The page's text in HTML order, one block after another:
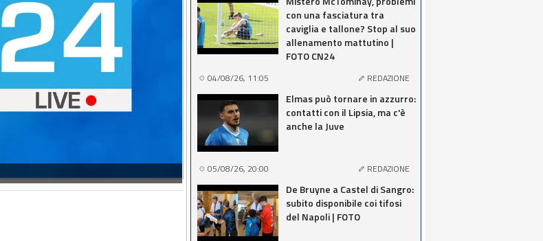
con una fasciatura tra
caviglia e tallone? Stop al suo
allenamento mattutino |
FOTO CN24
04/08/26, 11:05 REDAZIONE
Elmas può tornare in azzurro:
contatti con il Lipsia, ma c'è
anche la Juve
05/08/26, 20:00 REDAZIONE
De Bruyne a Castel di Sangro:
subito disponibile coi tifosi
del Napoli | FOTO